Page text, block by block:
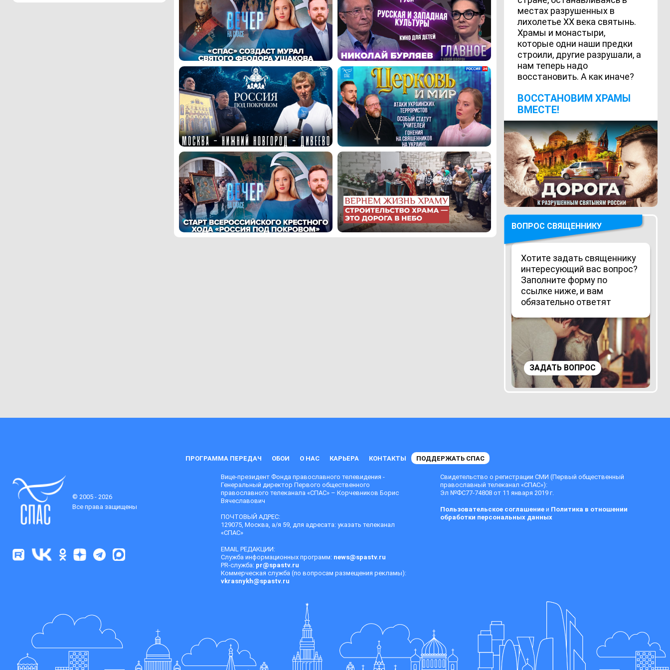
местах разрушенных в
лихолетье ХХ века святынь.
Храмы и монастыри,
которые одни наши предки
строили, другие разрушали, а
нам теперь надо
восстановить. А как иначе?
ВОCСТАНОВИМ ХРАМЫ
ВМЕСТЕ!
ВОПРОС СВЯЩЕННИКУ
Хотите задать священнику
интересующий вас вопрос?
Заполните форму по
ссылке ниже, и вам
обязательно ответят
ЗАДАТЬ ВОПРОС
ПРОГРАММА ПЕРЕДАЧ ОБОИ О НАС КАРЬЕРА КОНТАКТЫ ПОДДЕРЖАТЬ СПАС
© 2005 - 2026
Все права защищены
Вице-президент Фонда православного телевидения -
Генеральный директор Первого общественного
православного телеканала «СПАС» – Корчевников Борис
Вячеславович
ПОЧТОВЫЙ АДРЕС:
129075, Москва, а/я 59, для адресата: указать телеканал
«СПАС»
EMAIL РЕДАКЦИИ:
Служба информационных программ: news@spastv.ru
PR-служба: pr@spastv.ru
Коммерческая служба (по вопросам размещения рекламы):
vkrasnykh@spastv.ru
Свидетельство о регистрации СМИ (Первый общественный
православный телеканал «СПАС»):
Эл №ФС77-74808 от 11 января 2019 г.
Пользовательское соглашениеи Политика в отношении
обработки персональных данных